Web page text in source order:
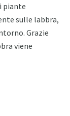
piante
sulle labbra,
Grazie
viene